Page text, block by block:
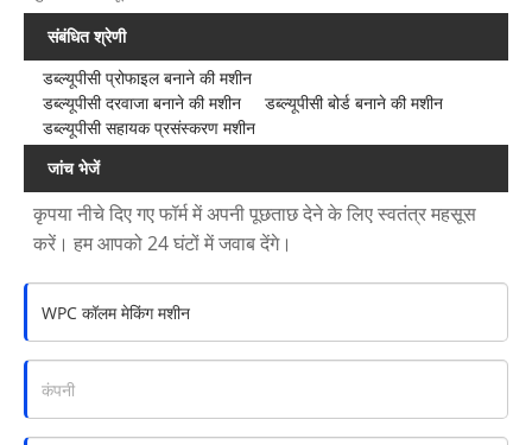
संबंधित श्रेणी
डब्ल्यूपीसी प्रोफाइल बनाने की मशीन
डब्ल्यूपीसी दरवाजा बनाने की मशीन
डब्ल्यूपीसी बोर्ड बनाने की मशीन
डब्ल्यूपीसी सहायक प्रसंस्करण मशीन
जांच भेजें
कृपया नीचे दिए गए फॉर्म में अपनी पूछताछ देने के लिए स्वतंत्र महसूस
करें। हम आपको 24 घंटों में जवाब देंगे।